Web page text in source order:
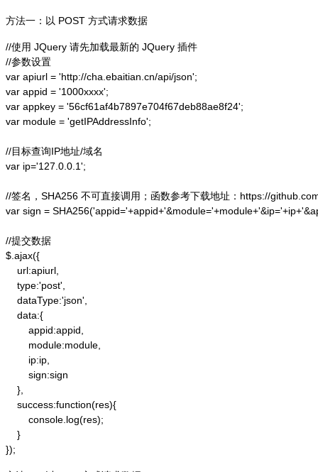
方法一：以 POST 方式请求数据
//使用 JQuery 请先加载最新的 JQuery 插件
//参数设置
var apiurl = 'http://cha.ebaitian.cn/api/json';
var appid = '1000xxxx';
var appkey = '56cf61af4b7897e704f67deb88ae8f24';
var module = 'getIPAddressInfo';
//目标查询IP地址/域名
var ip='127.0.0.1';
//签名，SHA256 不可直接调用；函数参考下载地址：https://
var sign =
//提交数据
$.ajax({
    url:apiurl,
    type:'post',
    dataType:'json',
    data:{
        appid:appid,
        module:module,
        ip:ip,
        sign:sign
    },
    success:function(res){
        console.log(res);
    }
});